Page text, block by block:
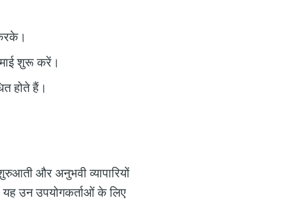
शुरू करें।
होते हैं।
और अनुभवी व्यापारियों
उन उपयोगकर्ताओं के लिए